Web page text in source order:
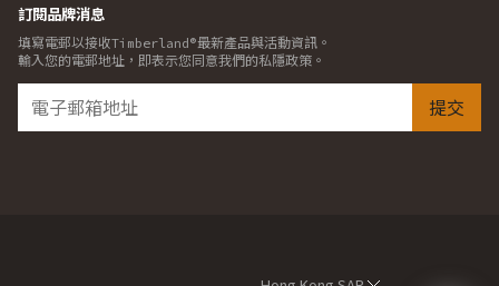
訂閱品牌消息
填寫電郵以接收Timberland®最新產品與活動資訊。
輸入您的電郵地址，即表示您同意我們的私隱政策。
提交